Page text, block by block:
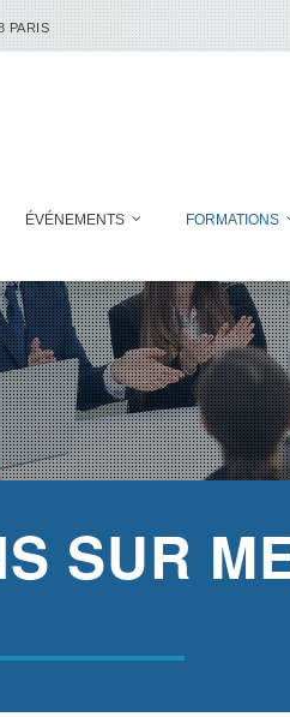
PARIS
ÉVÉNEMENTS FORMATIONS
SUR